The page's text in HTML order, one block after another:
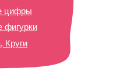
цифры
фигурки
Круги